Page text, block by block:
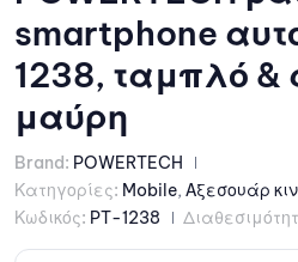
smartphone
1238, ταμπλό
μαύρη
Brand: POWERTECH
Κατηγορίες: Mobile, Αξεσουάρ
Κωδικός: PT-1238